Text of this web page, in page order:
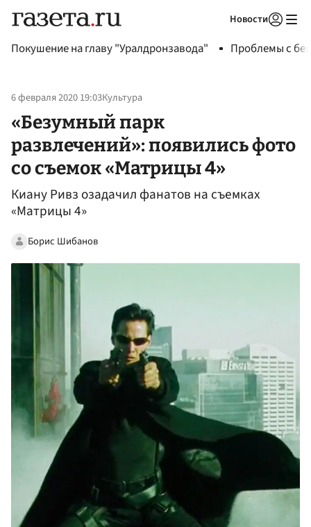
Новости
Покушение на главу "Уралдронзавода" Проблемы с
6 февраля 2020 19:03Культура
«Безумный парк
развлечений»: появились фото
со съемок «Матрицы 4»
Киану Ривз озадачил фанатов на съемках
«Матрицы 4»
Борис Шибанов